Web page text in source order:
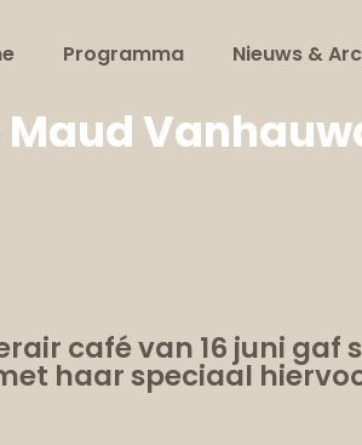
Programma Nieuws &
café van 16 juni
haar speciaal